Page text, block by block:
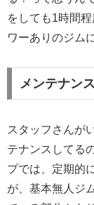
をしても1時間
ワーありのジム
メンテナン
スタッフさんが
テナンスしてる
プでは、定期的
が、基本無人ジ